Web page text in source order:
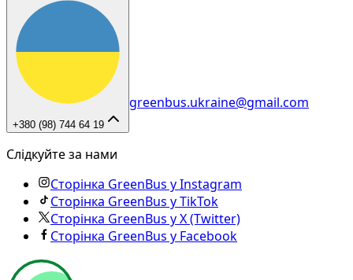
+380 (98) 744 64 19
greenbus.ukraine@gmail.com
Слідкуйте за нами
Сторінка GreenBus у Instagram
Сторінка GreenBus у TikTok
Сторінка GreenBus у X (Twitter)
Сторінка GreenBus у Facebook